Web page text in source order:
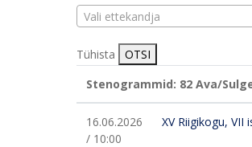
Vali ettekandja
Tühista
OTSI
Stenogrammid: 82 Ava/
16.06.2026
/ 10:00
XV Riigikogu,